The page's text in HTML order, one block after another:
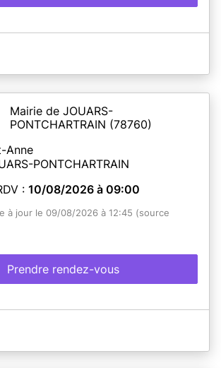
Mairie de JOUARS-
PONTCHARTRAIN (78760)
Anne
PONTCHARTRAIN
: 10/08/2026 à 09:00
à jour le 09/08/2026 à 12:45 (source
Prendre rendez-vous